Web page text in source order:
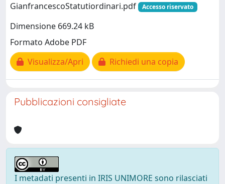
GianfrancescoStatutiordinari.pdf
Accesso riservato
Dimensione 669.24 kB
Formato Adobe PDF
Visualizza/Apri
Richiedi una copia
Pubblicazioni consigliate
I metadati presenti in IRIS UNIMORE sono rilasciati